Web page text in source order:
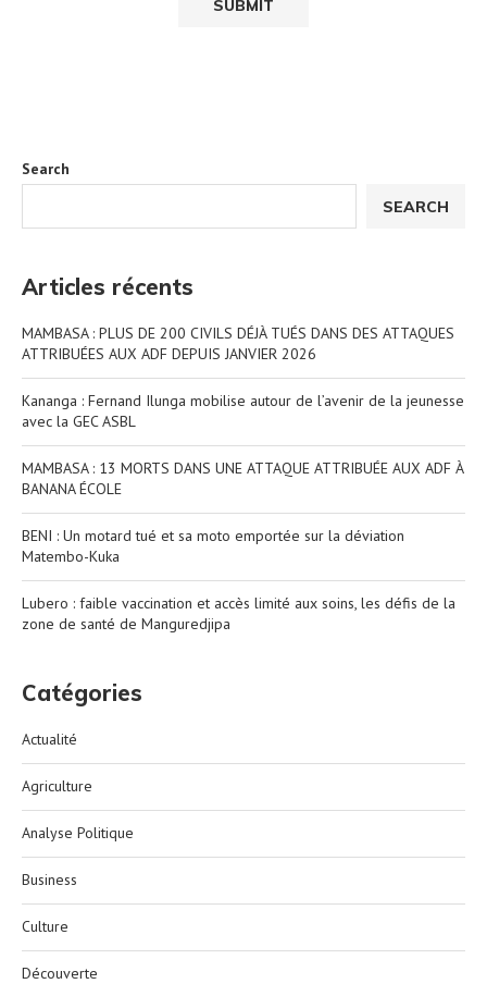
Search
SEARCH
Articles récents
MAMBASA : PLUS DE 200 CIVILS DÉJÀ TUÉS DANS DES ATTAQUES
ATTRIBUÉES AUX ADF DEPUIS JANVIER 2026
Kananga : Fernand Ilunga mobilise autour de l’avenir de la jeunesse
avec la GEC ASBL
MAMBASA : 13 MORTS DANS UNE ATTAQUE ATTRIBUÉE AUX ADF À
BANANA ÉCOLE
BENI : Un motard tué et sa moto emportée sur la déviation
Matembo-Kuka
Lubero : faible vaccination et accès limité aux soins, les défis de la
zone de santé de Manguredjipa
Catégories
Actualité
Agriculture
Analyse Politique
Business
Culture
Découverte